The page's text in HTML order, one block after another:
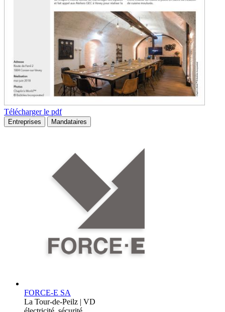
Télécharger le pdf
Entreprises Mandataires
FORCE-E SA
La Tour-de-Peilz | VD